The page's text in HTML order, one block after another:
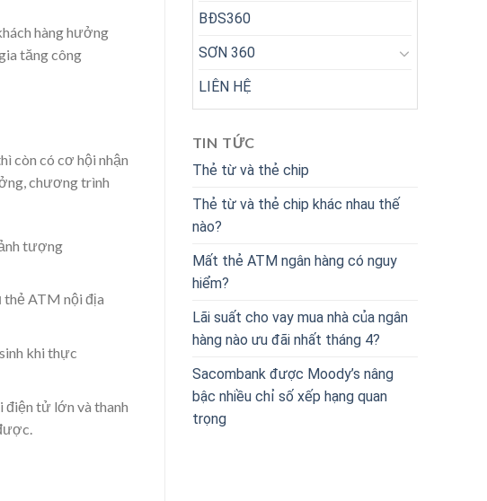
hàng hưởng
tăng công
còn có cơ hội nhận
chương trình
tượng
thẻ ATM nội địa
khi thực
điện tử lớn và thanh
BĐS360
SƠN 360
LIÊN HỆ
TIN TỨC
Thẻ từ và thẻ chip
Thẻ từ và thẻ chip khác nhau thế
nào?
Mất thẻ ATM ngân hàng có nguy
hiểm?
Lãi suất cho vay mua nhà của ngân
hàng nào ưu đãi nhất tháng 4?
Sacombank được Moody’s nâng
bậc nhiều chỉ số xếp hạng quan
trọng